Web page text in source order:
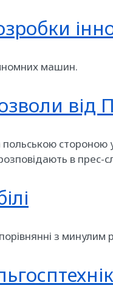
машин.
від
стороною
в прес-
з минулим